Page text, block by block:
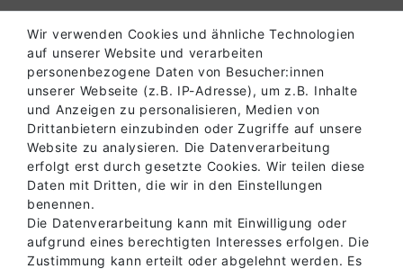
Wir verwenden Cookies und ähnliche Technologien
auf unserer Website und verarbeiten
personenbezogene Daten von Besucher:innen
unserer Webseite (z.B. IP-Adresse), um z.B. Inhalte
und Anzeigen zu personalisieren, Medien von
Drittanbietern einzubinden oder Zugriffe auf unsere
Website zu analysieren. Die Datenverarbeitung
erfolgt erst durch gesetzte Cookies. Wir teilen diese
Daten mit Dritten, die wir in den Einstellungen
benennen.
Die Datenverarbeitung kann mit Einwilligung oder
aufgrund eines berechtigten Interesses erfolgen. Die
Zustimmung kann erteilt oder abgelehnt werden. Es